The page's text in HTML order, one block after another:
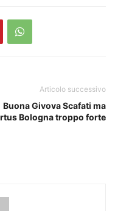
Articolo successivo
Buona Givova Scafati ma
Bologna troppo forte